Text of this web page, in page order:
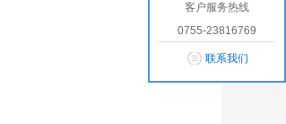
客户服务热线
0755-23816769
联系我们